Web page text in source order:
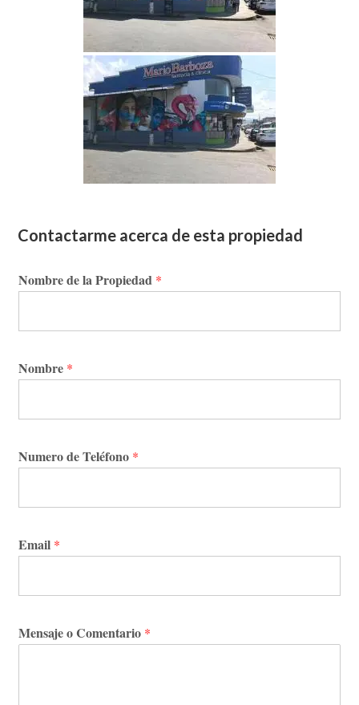
Contactarme acerca de esta propiedad
Nombre de la Propiedad *
Nombre *
Numero de Teléfono *
Email *
Mensaje o Comentario *